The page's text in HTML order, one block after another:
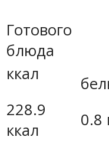
Готового
блюда
ккал
228.9
ккал
0.8